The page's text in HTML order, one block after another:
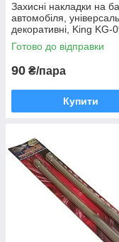
Захисні накладки на
автомобіля,
декоративні, King KG-
Готово до відправки
90 ₴/пара
Купити